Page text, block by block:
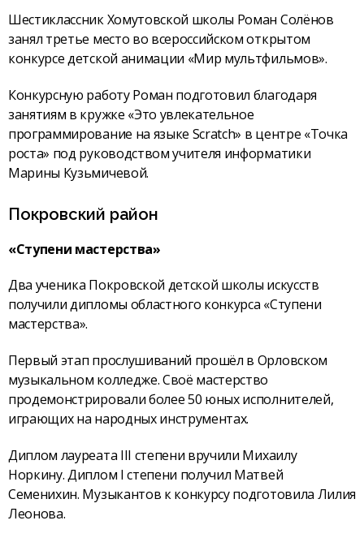
Шестиклассник Хомутовской школы Роман Солёнов
занял третье место во всероссийском открытом
конкурсе детской анимации «Мир мультфильмов».
Конкурсную работу Роман подготовил благодаря
занятиям в кружке «Это увлекательное
программирование на языке Scratch» в центре «Точка
роста» под руководством учителя информатики
Марины Кузьмичевой.
Покровский район
«Ступени мастерства»
Два ученика Покровской детской школы искусств
получили дипломы областного конкурса «Ступени
мастерства».
Первый этап прослушиваний прошёл в Орловском
музыкальном колледже. Своё мастерство
продемонстрировали более 50 юных исполнителей,
играющих на народных инструментах.
Диплом лауреата III степени вручили Михаилу
Норкину. Диплом I степени получил Матвей
Семенихин. Музыкантов к конкурсу подготовила Лилия
Леонова.